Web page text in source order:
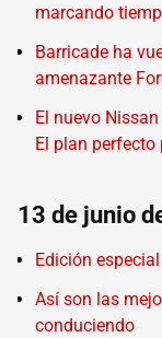
marcando
Barricade ha
amenazante
El nuevo
El plan perfecto
13 de junio
Edición
Así son las
conduciendo